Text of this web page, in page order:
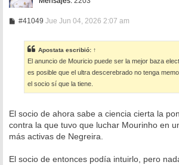
#41049M
a
j
e
Jue Jun 04, 2026 2:07 am
Apostata escribió: ↑
El anuncio de Mouricio puede ser la mejor baza
es posible que el ultra descerebrado no tenga
el socio sí que la tiene.
El socio de ahora sabe a ciencia cierta la
contra la que tuvo que luchar Mourinho en
más activas de Negreira.
El socio de entonces podía intuirlo, pero